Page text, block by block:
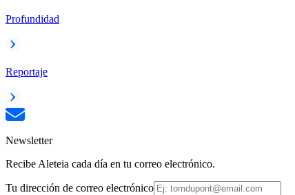
Profundidad
Reportaje
Newsletter
Recibe Aleteia cada día en tu correo electrónico.
Tu dirección de correo electrónico